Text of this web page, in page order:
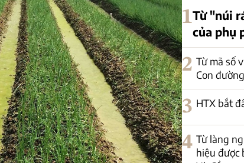
1Từ "núi
của phụ
2 Từ mã số
Con
3 HTX bắt
4 Từ làng
hiệu được